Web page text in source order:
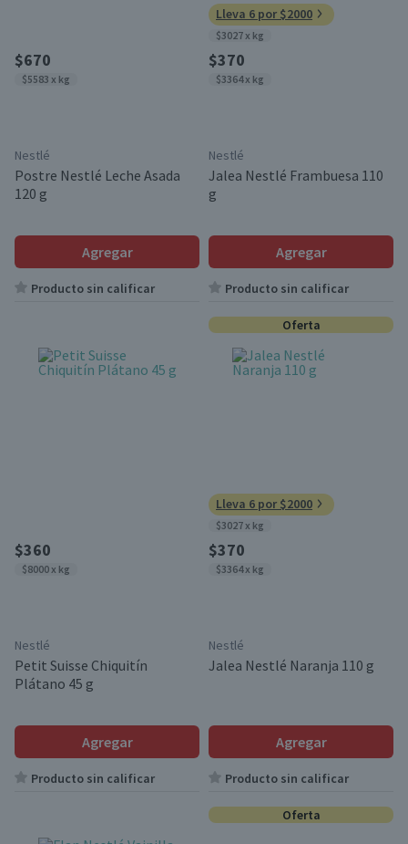
$670
$5583 x kg
Nestlé
Postre Nestlé Leche Asada
120 g
Agregar
Producto sin calificar
Lleva 6 por $2000
$3027 x kg
$370
$3364 x kg
Nestlé
Jalea Nestlé Frambuesa 110
g
Agregar
Producto sin calificar
$360
$8000 x kg
Nestlé
Petit Suisse Chiquitín
Plátano 45 g
Agregar
Producto sin calificar
Oferta
Lleva 6 por $2000
$3027 x kg
$370
$3364 x kg
Nestlé
Jalea Nestlé Naranja 110 g
Agregar
Producto sin calificar
Oferta